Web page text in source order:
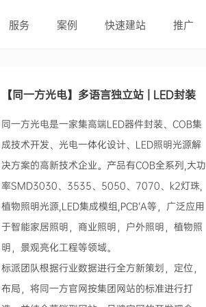
服务 案例 快速建站 推广
【同一方光电】多语言独立站 | LED封装
同一方光电是一家集高端LED器件封装、COB集
成技术开发、光电一体化设计、LED照明光源解
决方案的高新技术企业。产品有COB全系列,大功
率SMD3030、3535、5050、7070、k2灯珠,
植物照明光源,LED集成模组,PCB’A等，广泛应用
于智能家居照明，商业照明，户外照明，植物照
明，景观亮化工程等领域。
标派团队根据行业数据进行全方新策划，定位，
布局，将同一方官网按集团网站的标准进行打